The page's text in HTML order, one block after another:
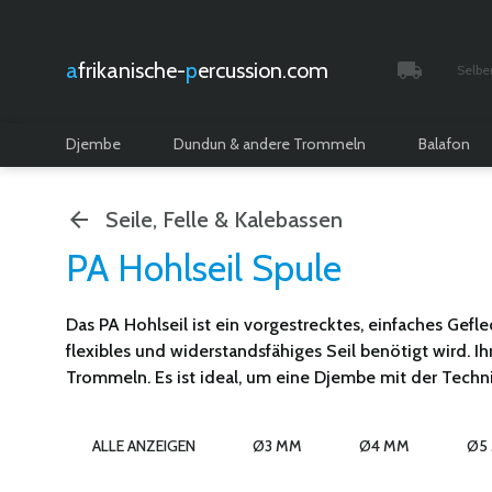
afrikanische- percussion.com
Djembe Dundun & andere Trommeln Balafon
Seile, Felle & Kalebassen
PA Hohlseil Spule
Das PA Hohlseil ist ein vorgestrecktes, einfaches
flexibles und widerstandsfähiges Seil benötigt wird.
Trommeln. Es ist ideal, um eine Djembe mit der
ALLE ANZEIGEN Ø3 MM Ø4 MM Ø5